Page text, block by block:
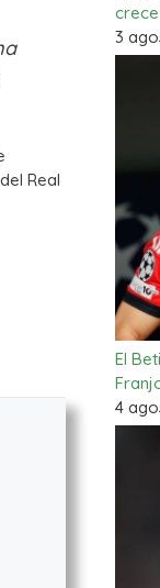
Real
3
El
4